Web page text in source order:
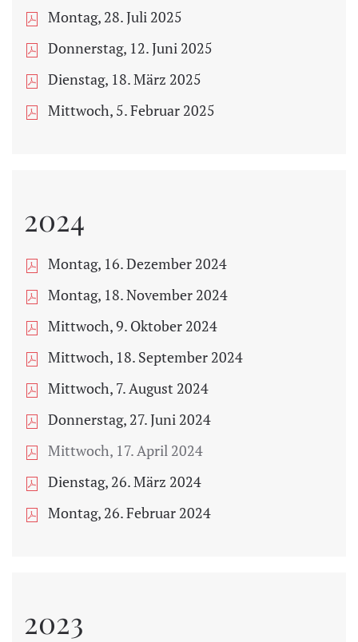
Montag, 28. Juli 2025
Donnerstag, 12. Juni 2025
Dienstag, 18. März 2025
Mittwoch, 5. Februar 2025
2024
Montag, 16. Dezember 2024
Montag, 18. November 2024
Mittwoch, 9. Oktober 2024
Mittwoch, 18. September 2024
Mittwoch, 7. August 2024
Donnerstag, 27. Juni 2024
Mittwoch, 17. April 2024
Dienstag, 26. März 2024
Montag, 26. Februar 2024
2023